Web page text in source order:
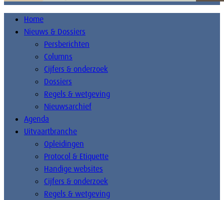
Home
Nieuws & Dossiers
Persberichten
Columns
Cijfers & onderzoek
Dossiers
Regels & wetgeving
Nieuwsarchief
Agenda
Uitvaartbranche
Opleidingen
Protocol & Etiquette
Handige websites
Cijfers & onderzoek
Regels & wetgeving